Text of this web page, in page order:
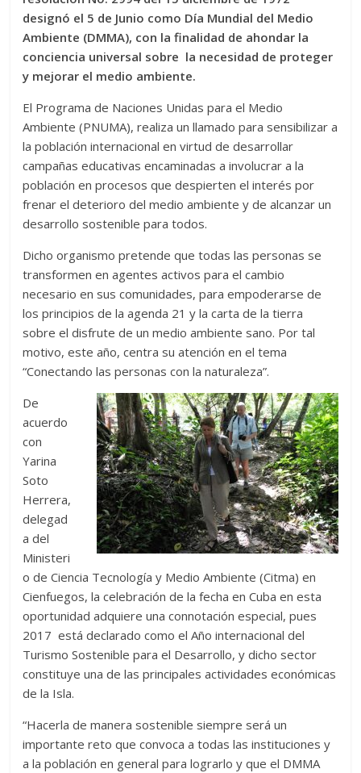
designó el 5 de Junio como Día Mundial del Medio
Ambiente (DMMA), con la finalidad de ahondar la
conciencia universal sobre la necesidad de proteger
y mejorar el medio ambiente.
El Programa de Naciones Unidas para el Medio
Ambiente (PNUMA), realiza un llamado para sensibilizar a
la población internacional en virtud de desarrollar
campañas educativas encaminadas a involucrar a la
población en procesos que despierten el interés por
frenar el deterioro del medio ambiente y de alcanzar un
desarrollo sostenible para todos.
Dicho organismo pretende que todas las personas se
transformen en agentes activos para el cambio
necesario en sus comunidades, para empoderarse de
los principios de la agenda 21 y la carta de la tierra
sobre el disfrute de un medio ambiente sano. Por tal
motivo, este año, centra su atención en el tema
“Conectando las personas con la naturaleza”.
De
acuerdo
con
Yarina
Soto
Herrera,
delegad
a del
Ministeri
o de Ciencia Tecnología y Medio Ambiente (Citma) en
Cienfuegos, la celebración de la fecha en Cuba en esta
oportunidad adquiere una connotación especial, pues
2017 está declarado como el Año internacional del
Turismo Sostenible para el Desarrollo, y dicho sector
constituye una de las principales actividades económicas
de la Isla.
“Hacerla de manera sostenible siempre será un
importante reto que convoca a todas las instituciones y
a la población en general para lograrlo y que el DMMA